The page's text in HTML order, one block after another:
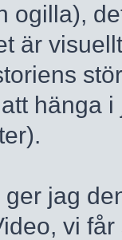
ogilla),
är
hänga
ger jag
vi